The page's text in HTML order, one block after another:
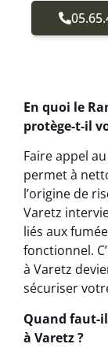
En quoi le
protège-t-il
Faire appel
permet à
l’origine de
Varetz
liés aux
fonctionnel.
à Varetz
sécuriser
Quand faut-
à Varetz ?